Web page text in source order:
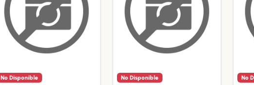
No Disponible No Disponible No